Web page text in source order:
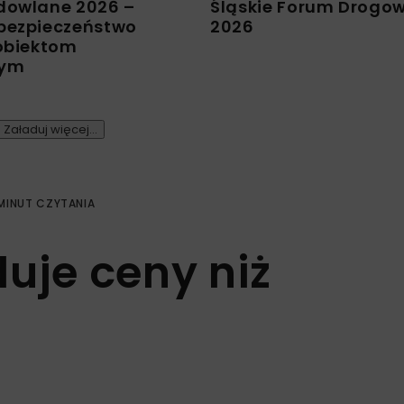
2026 –
Śląskie Forum
2026
Załaduj więcej...
CZYTANIA
ceny niż